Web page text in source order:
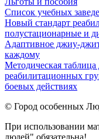
Список учебных
Новый стандарт
полустационарные и
Адаптивное джиу-
каждому
Методическая
реабилитационных
боевых действиях
© Город особенных
При использовании
людей" обязательна!